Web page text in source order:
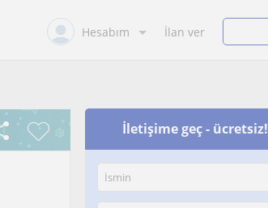
Hesabım İlan ver
İletişime geç - ücretsiz!